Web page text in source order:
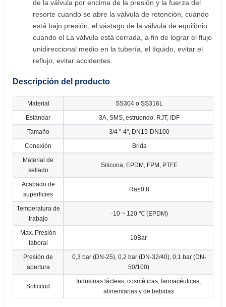
de la válvula por encima de la presión y la fuerza del
resorte cuando se abre la válvula de retención, cuando
está bajo presión, el vástago de la válvula de equilibrio
cuando el La válvula está cerrada, a fin de lograr el flujo
unidireccional medio en la tubería, el líquido, evitar el
reflujo, evitar accidentes.
Descripción del producto
Material
SS304 o SS316L
Estándar
3A, SMS, estruendo, RJT, IDF
Tamaño
3/4 "-4", DN15-DN100
Conexión
Brida
Material de
sellado
Silicona, EPDM, FPM, PTFE
Acabado de
superficies
Ra≤0.8
Temperatura de
trabajo
-10 ~ 120 ℃ (EPDM)
Max. Presión
laboral
10Bar
Presión de
apertura
0,3 bar (DN-25), 0,2 bar (DN-32/40), 0,1 bar (DN-
50/100)
Solicitud
Industrias lácteas, cosméticas, farmacéuticas,
alimentarias y de bebidas